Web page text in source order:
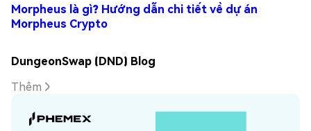
Morpheus là gì? Hướng dẫn chi tiết về dự án
Morpheus Crypto
DungeonSwap (DND) Blog
Thêm